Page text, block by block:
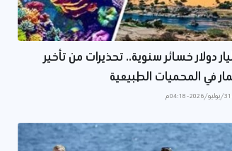
مليار دولار خسائر سنوية.. تحذيرات من تأخير
في المحميات الطبيعية